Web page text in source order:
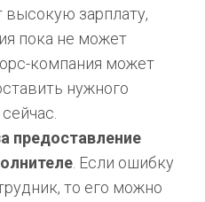
высокую зарплату,
пока не может
компания может
нужного
предоставление
. Если ошибку
то его можно